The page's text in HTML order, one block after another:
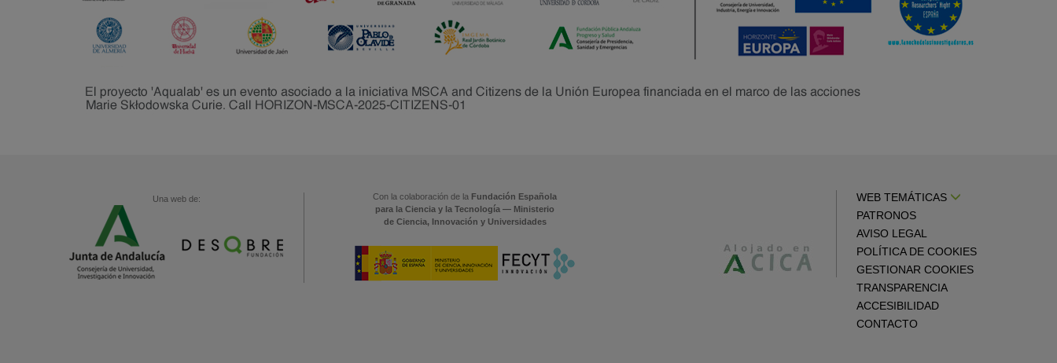
Una web de: Con la colaboración de la Fundación Española
para la Ciencia y la Tecnología — Ministerio
de Ciencia, Innovación y Universidades
WEB TEMÁTICAS
PATRONOS
AVISO LEGAL
POLÍTICA DE COOKIES
GESTIONAR COOKIES
TRANSPARENCIA
ACCESIBILIDAD
CONTACTO